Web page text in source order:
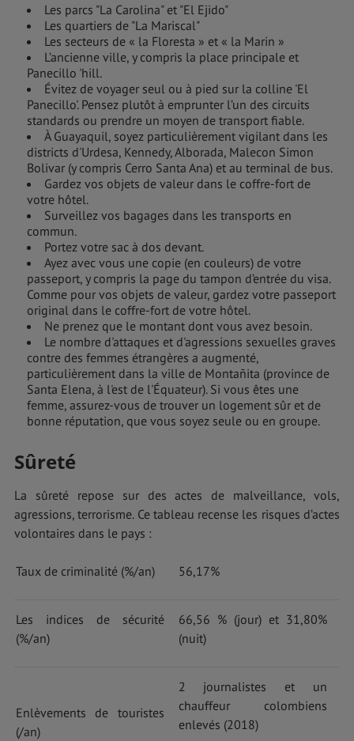
Les parcs "La Carolina" et "El Ejido"
Les quartiers de "La Mariscal"
Les secteurs de « la Floresta » et « la Marin »
L’ancienne ville, y compris la place principale et
Panecillo 'hill.
Évitez de voyager seul ou à pied sur la colline 'El
Panecillo'. Pensez plutôt à emprunter l’un des circuits
standards ou prendre un moyen de transport fiable.
À Guayaquil, soyez particulièrement vigilant dans les
districts d'Urdesa, Kennedy, Alborada, Malecon Simon
Bolivar (y compris Cerro Santa Ana) et au terminal de bus.
Gardez vos objets de valeur dans le coffre-fort de
votre hôtel.
Surveillez vos bagages dans les transports en
commun.
Portez votre sac à dos devant.
Ayez avec vous une copie (en couleurs) de votre
passeport, y compris la page du tampon d’entrée du visa.
Comme pour vos objets de valeur, gardez votre passeport
original dans le coffre-fort de votre hôtel.
Ne prenez que le montant dont vous avez besoin.
Le nombre d'attaques et d'agressions sexuelles graves
contre des femmes étrangères a augmenté,
particulièrement dans la ville de Montañita (province de
Santa Elena, à l'est de l'Équateur). Si vous êtes une
femme, assurez-vous de trouver un logement sûr et de
bonne réputation, que vous soyez seule ou en groupe.
Sûreté
La sûreté repose sur des actes de malveillance, vols,
agressions, terrorisme. Ce tableau recense les risques d’actes
volontaires dans le pays :
Taux de criminalité (%/an) 56,17%
Les indices de sécurité
(%/an)
66,56 % (jour) et 31,80%
(nuit)
Enlèvements de touristes
(/an)
2 journalistes et un
chauffeur colombiens
enlevés (2018)